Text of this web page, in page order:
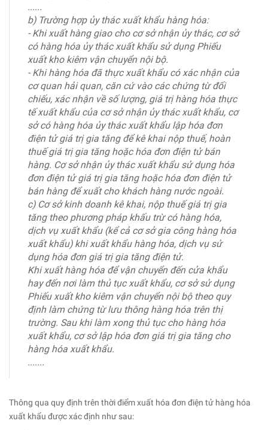
......
b) Trường hợp ủy thác xuất khẩu hàng hóa:
- Khi xuất hàng giao cho cơ sở nhận ủy thác, cơ sở
có hàng hóa ủy thác xuất khẩu sử dụng Phiếu
xuất kho kiêm vận chuyển nội bộ.
- Khi hàng hóa đã thực xuất khẩu có xác nhận của
cơ quan hải quan, căn cứ vào các chứng từ đối
chiếu, xác nhận về số lượng, giá trị hàng hóa thực
tế xuất khẩu của cơ sở nhận ủy thác xuất khẩu, cơ
sở có hàng hóa ủy thác xuất khẩu lập hóa đơn
điện tử giá trị gia tăng để kê khai nộp thuế, hoàn
thuế giá trị gia tăng hoặc hóa đơn điện tử bán
hàng. Cơ sở nhận ủy thác xuất khẩu sử dụng hóa
đơn điện tử giá trị gia tăng hoặc hóa đơn điện tử
bán hàng để xuất cho khách hàng nước ngoài.
c) Cơ sở kinh doanh kê khai, nộp thuế giá trị gia
tăng theo phương pháp khấu trừ có hàng hóa,
dịch vụ xuất khẩu (kể cả cơ sở gia công hàng hóa
xuất khẩu) khi xuất khẩu hàng hóa, dịch vụ sử
dụng hóa đơn giá trị gia tăng điện tử.
Khi xuất hàng hóa để vận chuyển đến cửa khẩu
hay đến nơi làm thủ tục xuất khẩu, cơ sở sử dụng
Phiếu xuất kho kiêm vận chuyển nội bộ theo quy
định làm chứng từ lưu thông hàng hóa trên thị
trường. Sau khi làm xong thủ tục cho hàng hóa
xuất khẩu, cơ sở lập hóa đơn giá trị gia tăng cho
hàng hóa xuất khẩu.
.......
Thông qua quy định trên thời điểm xuất hóa đơn điện tử hàng hóa
xuất khẩu được xác định như sau: